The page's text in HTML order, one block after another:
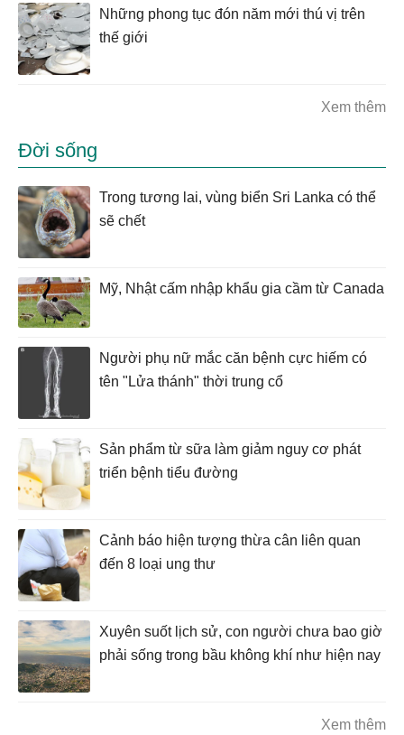
Những phong tục đón năm mới thú vị trên
thế giới
Xem thêm
Đời sống
Trong tương lai, vùng biển Sri Lanka có thể
sẽ chết
Mỹ, Nhật cấm nhập khẩu gia cầm từ Canada
Người phụ nữ mắc căn bệnh cực hiếm có
tên "Lửa thánh" thời trung cổ
Sản phẩm từ sữa làm giảm nguy cơ phát
triển bệnh tiểu đường
Cảnh báo hiện tượng thừa cân liên quan
đến 8 loại ung thư
Xuyên suốt lịch sử, con người chưa bao giờ
phải sống trong bầu không khí như hiện nay
Xem thêm